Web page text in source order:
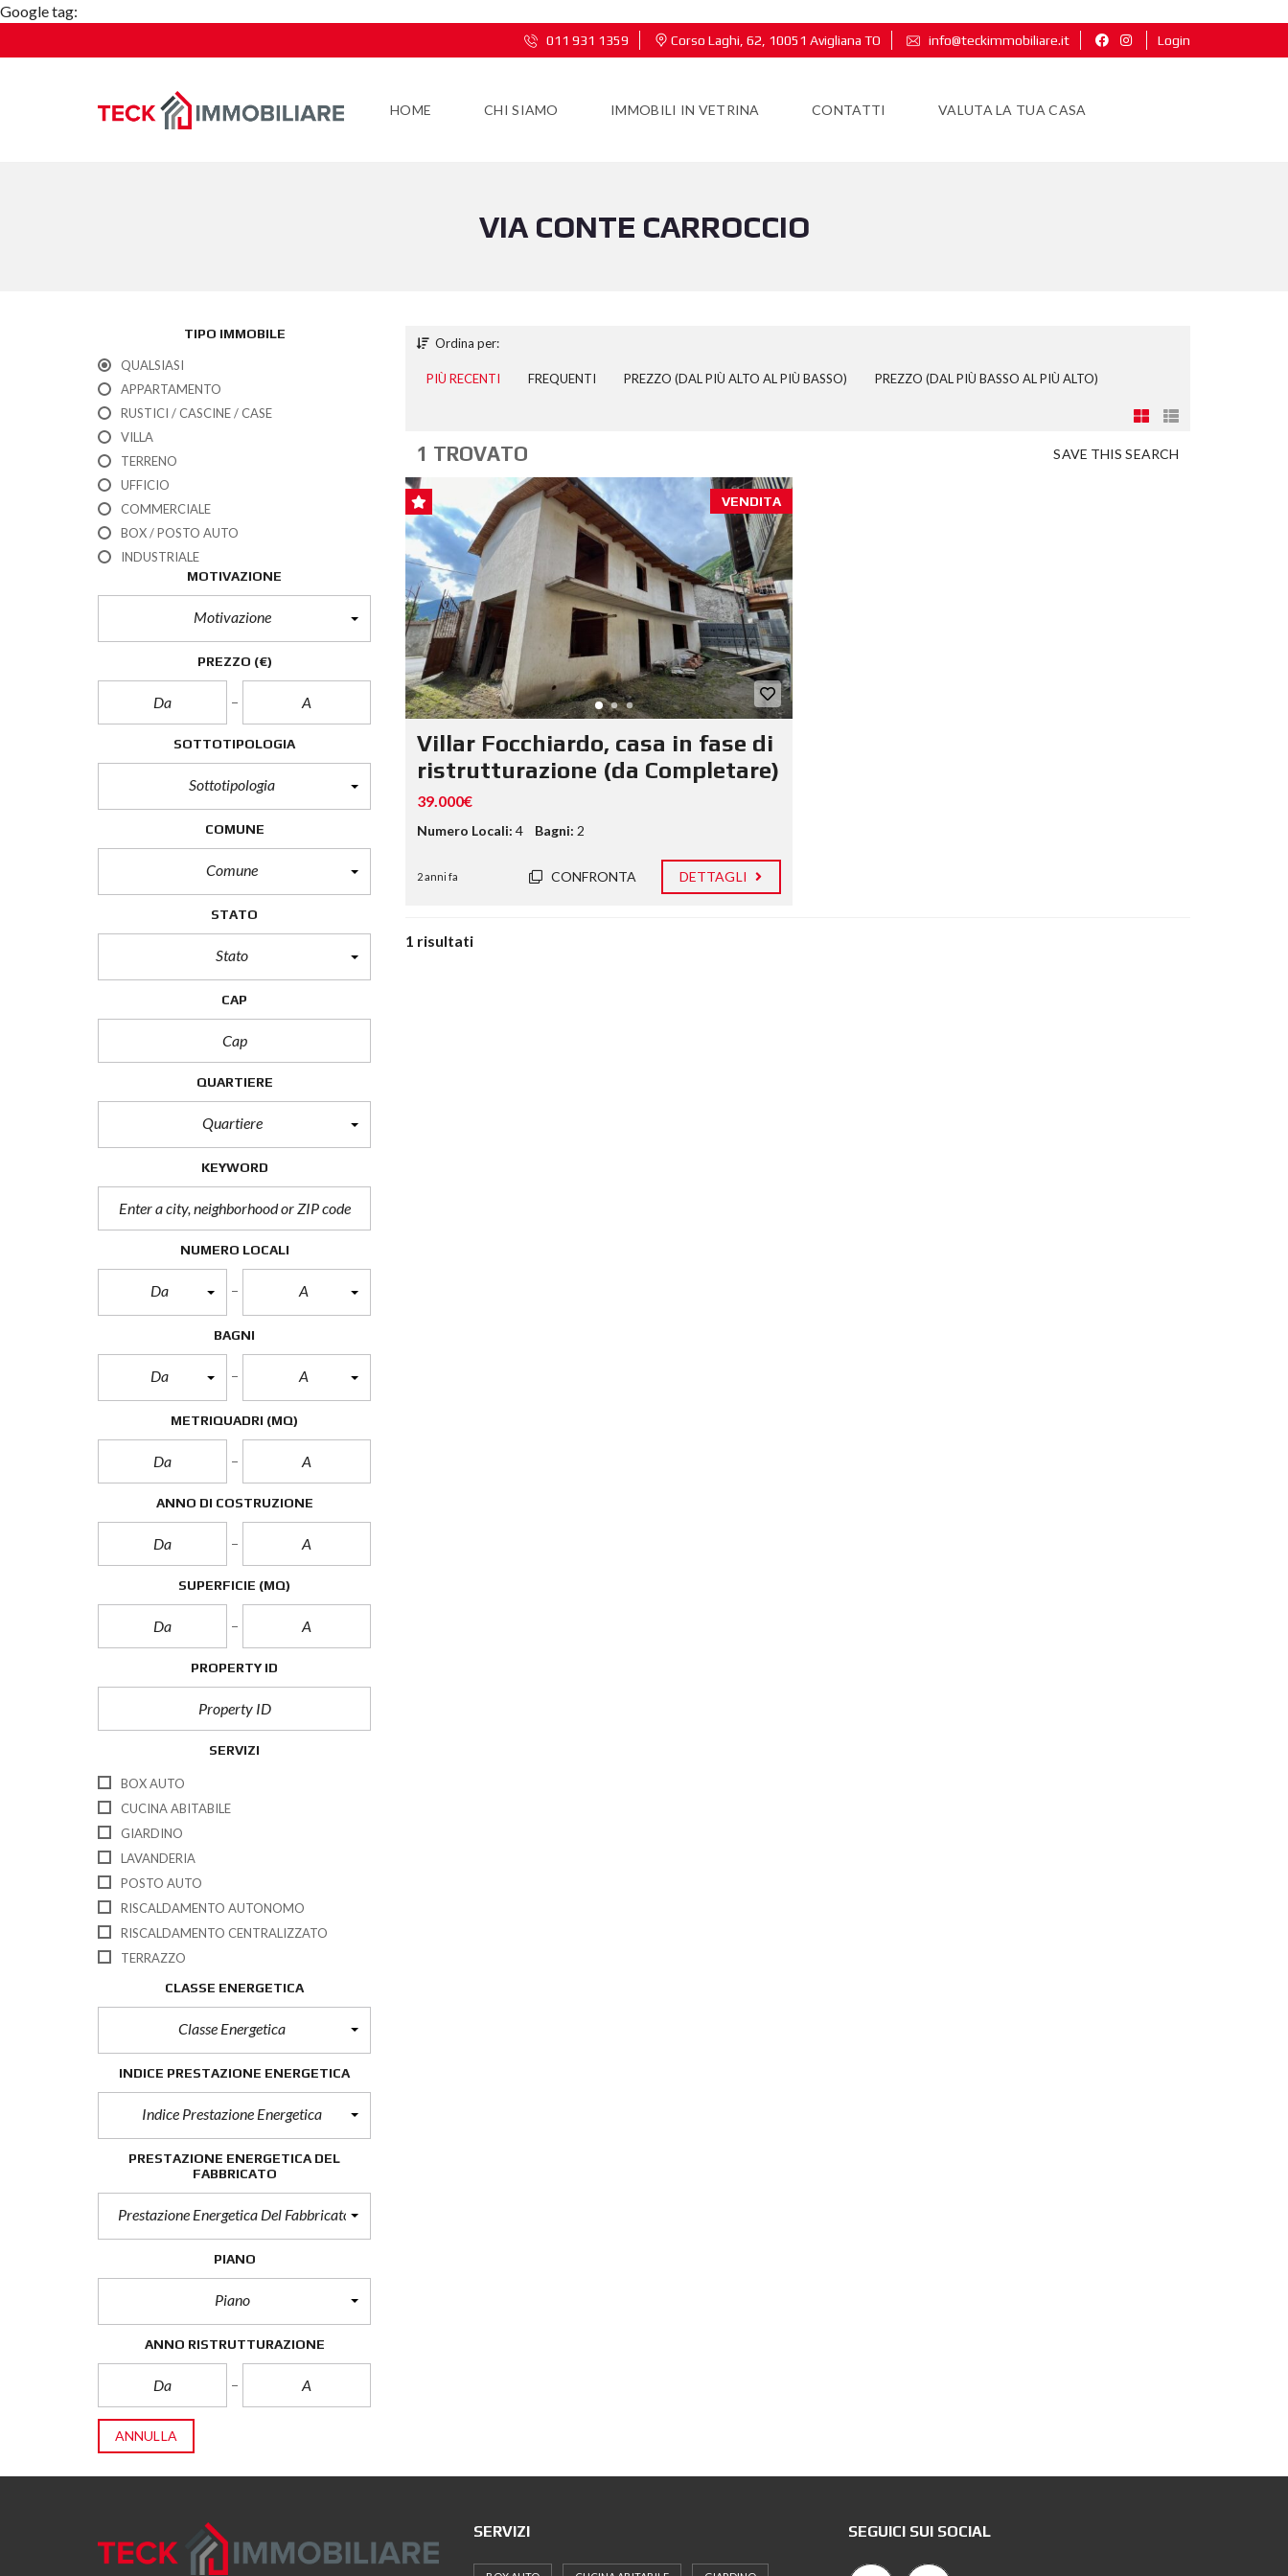
Google tag:
011 931 1359 Corso Laghi, 62, 10051 Avigliana TO info@teckimmobiliare.it Login
HOME CHI SIAMO IMMOBILI IN VETRINA CONTATTI VALUTA LA TUA CASA
VIA CONTE CARROCCIO
TIPO IMMOBILE
QUALSIASI
APPARTAMENTO
RUSTICI / CASCINE / CASE
VILLA
TERRENO
UFFICIO
COMMERCIALE
BOX / POSTO AUTO
INDUSTRIALE
MOTIVAZIONE
Motivazione
PREZZO (€)
SOTTOTIPOLOGIA
Sottotipologia
COMUNE
Comune
STATO
Stato
CAP
QUARTIERE
Quartiere
KEYWORD
NUMERO LOCALI
Da A
BAGNI
Da A
METRIQUADRI (MQ)
ANNO DI COSTRUZIONE
SUPERFICIE (MQ)
PROPERTY ID
SERVIZI
BOX AUTO
CUCINA ABITABILE
GIARDINO
LAVANDERIA
POSTO AUTO
RISCALDAMENTO AUTONOMO
RISCALDAMENTO CENTRALIZZATO
TERRAZZO
CLASSE ENERGETICA
Classe Energetica
INDICE PRESTAZIONE ENERGETICA
Indice Prestazione Energetica
PRESTAZIONE ENERGETICA DEL
FABBRICATO
Prestazione Energetica Del Fabbricato
PIANO
Piano
ANNO RISTRUTTURAZIONE
ANNULLA
Ordina per:
PIÙ RECENTI FREQUENTI PREZZO (DAL PIÙ ALTO AL PIÙ BASSO) PREZZO (DAL PIÙ BASSO AL PIÙ ALTO)
SAVE THIS SEARCH
1 TROVATO
VENDITA
Villar Focchiardo, casa in fase di
ristrutturazione (da Completare)
39.000€
Numero Locali: 4 Bagni: 2
2 anni fa CONFRONTA DETTAGLI
1 risultati
SERVIZI SEGUICI SUI SOCIAL